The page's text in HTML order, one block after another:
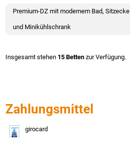
Premium-DZ mit modernem Bad, Sitzecke
und Minikühlschrank
Insgesamt stehen 15 Betten zur Verfügung.
Zahlungsmittel
girocard